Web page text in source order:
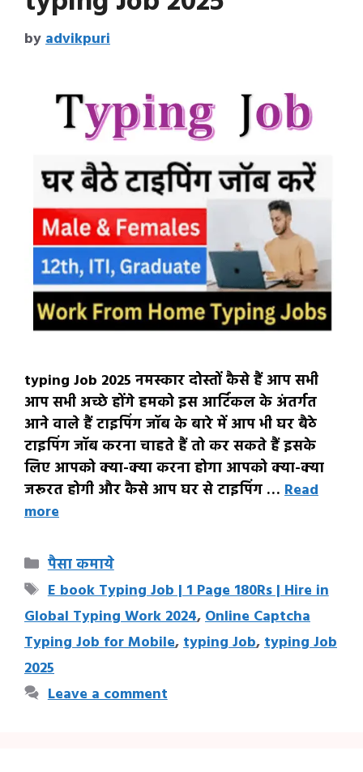
byadvikpuri
typing Job 2025 नमस्कार दोस्तों कैसे हैं आप सभी
आप सभी अच्छे होंगे हमको इस आर्टिकल के अंतर्गत
आने वाले हैं टाइपिंग जॉब के बारे में आप भी घर बैठे
टाइपिंग जॉब करना चाहते हैं तो कर सकते हैं इसके
लिए आपको क्या-क्या करना होगा आपको क्या-क्या
जरूरत होगी और कैसे आप घर से टाइपिंग … Read
more
Categories
पैसा कमाये
Tags
E book Typing Job | 1 Page 180Rs | Hire in
Global Typing Work 2024,Online Captcha
Typing Job for Mobile,typing Job,typing Job
2025
Leave a comment